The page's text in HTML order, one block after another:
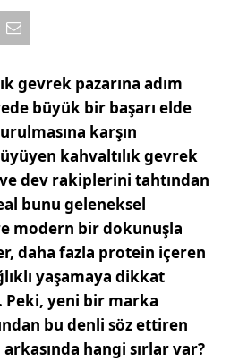
gevrek pazarına adım
büyük bir başarı elde
karşın
kahvaltılık gevrek
dev rakiplerini tahtından
bunu geleneksel
modern bir dokunuşla
daha fazla protein içeren
yaşamaya dikkat
Peki, yeni bir marka
bu denli söz ettiren
arkasında hangi sırlar var?